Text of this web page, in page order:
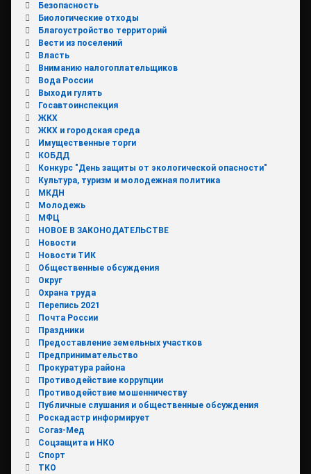
Безопасность
Биологические отходы
Благоустройство территорий
Вести из поселений
Власть
Вниманию налогоплательщиков
Вода России
Выходи гулять
Госавтоинспекция
ЖКХ
ЖКХ и городская среда
Имущественные торги
КОБДД
Конкурс "День защиты от экологической опасности"
Культура, туризм и молодежная политика
МКДН
Молодежь
МФЦ
НОВОЕ В ЗАКОНОДАТЕЛЬСТВЕ
Новости
Новости ТИК
Общественные обсуждения
Округ
Охрана труда
Перепись 2021
Почта России
Праздники
Предоставление земельных участков
Предпринимательство
Прокуратура района
Противодействие коррупции
Противодействие мошенничеству
Публичные слушания и общественные обсуждения
Роскадастр информирует
Согаз-Мед
Соцзащита и НКО
Спорт
ТКО